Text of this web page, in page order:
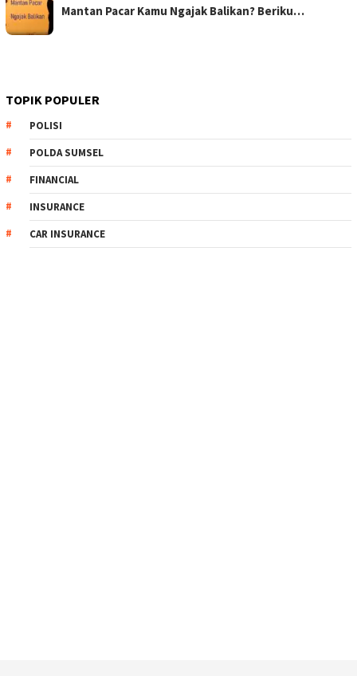
Mantan Pacar Kamu Ngajak Balikan? Beriku…
TOPIK POPULER
POLISI
POLDA SUMSEL
FINANCIAL
INSURANCE
CAR INSURANCE